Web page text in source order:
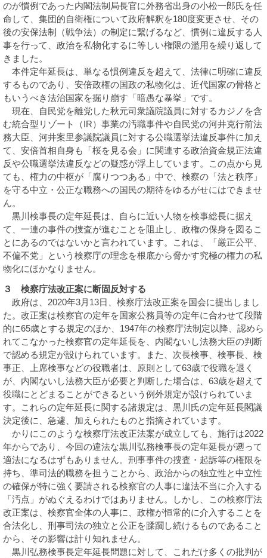
のが慣例であった内閣法制局長官に外務省出身の小松一郎氏を任
命して、集団的自衛権について政府解釈を180度変更させ、その
後の安保法制（戦争法）の制定に繋げるなど、慣例に違反する人
事を行って、政治を私物化するに等しい権限の濫用を繰り返して
きました。
本件定年延長は、単なる慣例違反を超えて、法律に明確に違反
するものであり、安倍政権の国政の私物化は、近代国家の骨格と
もいうべき法治国家を掘り崩す「暗愚な暴挙」です。
現在、自民党を離党した秋元司衆議院議員に対するカジノを含
む統合型リゾート（IR）事業の汚職事件や自民党の河井克行前法
務大臣、河井案里参議院議員に対する公職選挙法違反事件に加え
て、安倍首相自身も「桜を見る会」に関連する政治資金規正法違
反や公職選挙法違反などの疑惑が浮上しています。この点から見
ても、権力の中枢が「腐りつつある」中で、検察の「法と秩序」
を守る中立・公正な職務への国民の期待をゆるがせにはできませ
ん。
黒川検事長の定年延長は、自らに近い人物を検事総長に据え
て、一連の事件の捜査が進むことを阻止し、政権の保身を図るこ
とにあるのではないかと言われています。これは、「厳正公平、
不偏不党」という検察庁の理念を根底から脅かす究極の権力の私
物化にほかなりません。
３ 検察庁法改正案に断固反対する
政府は、2020年3月13日、検察庁法改正案を国会に提出しまし
た。改正案は検察官の定年を国家公務員等の定年に合わせて段階
的に65歳とする規定のほか、1947年の検察庁法制定以降、認めら
れてこなかった検察官の定年延長を、内閣ないし法務大臣の判断
で認める規定が設けられています。また、次長検事、検事長、検
事正、上席検事などの役職者は、原則として63歳で役職を退く
が、内閣ないし法務大臣が必要と判断した場合は、63歳を超えて
役職にとどまることができるという例外規定が設けられていま
す。これらの定年延長に関する諸規定は、黒川氏の定年延長閣議
決定後に、急遽、加えられたものと指摘されています。
かりにこのような検察庁法改正法案が成立しても、施行は2022
年からであり、今回の違法な黒川弘務検事長の定年延長が遡って
適法になるはずもありません。刑事事件の捜査・起訴等の権限を
持ち、準司法的職務を担うことから、政治からの独立性と中立性
の確保が特に強く要請される検察官の人事に違法不当に介入する
「汚点」がぬぐえるわけではありません。しかし、この検察庁法
改正案は、検察官全体の人事に、政権が恒常的に介入することを
合法化し、刑事司法の独立と公正を蹂躙し続けるものであること
から、その影響は計り知れません。
黒川弘務検事長定年延長問題に対して、これだけ多くの批判が